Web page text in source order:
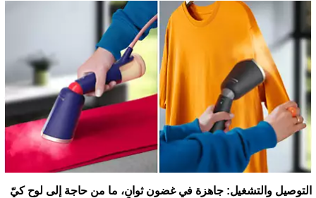
التوصيل والتشغيل: جاهزة في غضون ثوانٍ، ما من حاجة إلى لوح كيّ